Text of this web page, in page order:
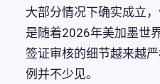
大部分情况下确实成立
是随着2026年美加墨世
签证审核的细节越来越
例并不少见。